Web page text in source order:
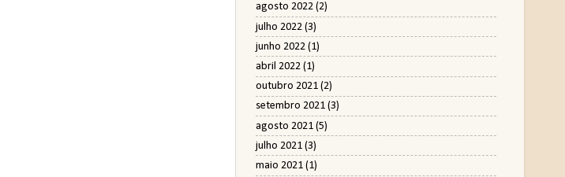
agosto 2022 (2)
julho 2022 (3)
junho 2022 (1)
abril 2022 (1)
outubro 2021 (2)
setembro 2021 (3)
agosto 2021 (5)
julho 2021 (3)
maio 2021 (1)